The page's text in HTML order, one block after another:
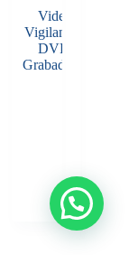
Video
Vigilancia
DVR
Grabadores